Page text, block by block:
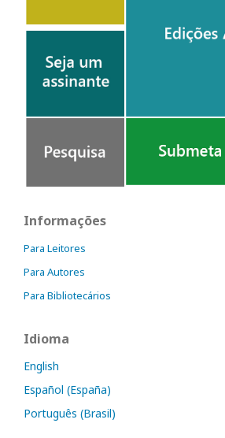
Informações
Para Leitores
Para Autores
Para Bibliotecários
Idioma
English
Español (España)
Português (Brasil)